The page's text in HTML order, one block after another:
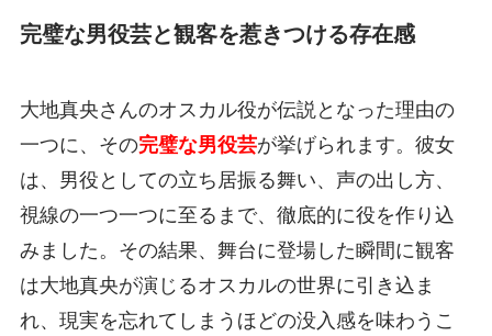
完璧な男役芸と観客を惹きつける存在感
大地真央さんのオスカル役が伝説となった理由の
一つに、その完璧な男役芸が挙げられます。彼女
は、男役としての立ち居振る舞い、声の出し方、
視線の一つ一つに至るまで、徹底的に役を作り込
みました。その結果、舞台に登場した瞬間に観客
は大地真央が演じるオスカルの世界に引き込ま
れ、現実を忘れてしまうほどの没入感を味わうこ